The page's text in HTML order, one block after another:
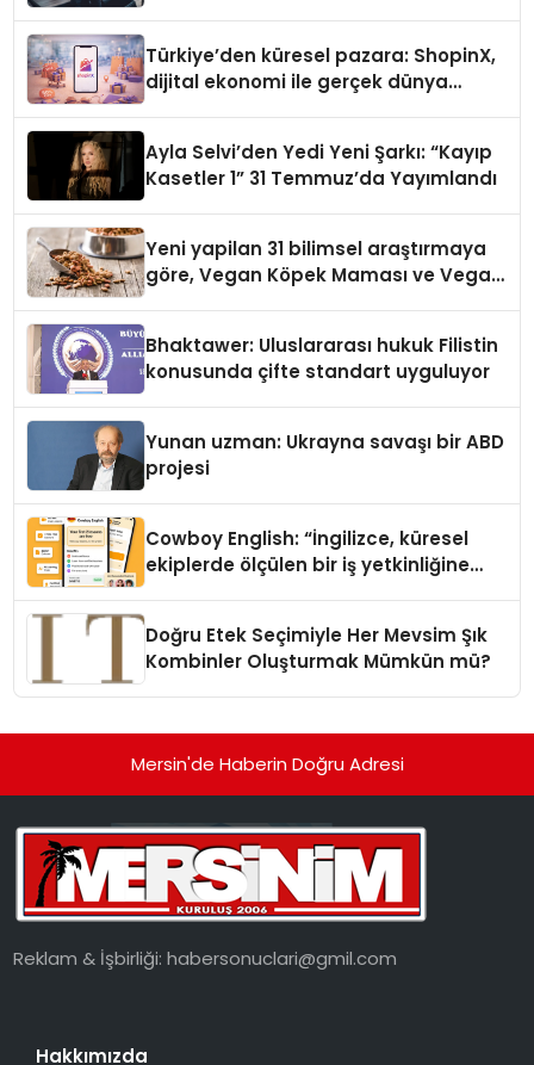
Türkiye’den küresel pazara: ShopinX,
dijital ekonomi ile gerçek dünya
Ayla Selvi’den Yedi Yeni Şarkı: “Kayıp
Kasetler 1” 31 Temmuz’da Yayımlandı
Yeni yapilan 31 bilimsel araştırmaya
göre, Vegan Köpek Maması ve Vegan
Bhaktawer: Uluslararası hukuk Filistin
konusunda çifte standart uyguluyor
Yunan uzman: Ukrayna savaşı bir ABD
projesi
Cowboy English: “İngilizce, küresel
ekiplerde ölçülen bir iş yetkinliğine
Doğru Etek Seçimiyle Her Mevsim Şık
Kombinler Oluşturmak Mümkün mü?
Mersin'de Haberin Doğru Adresi
Reklam & İşbirliği:habersonuclari@gmil.com
Hakkımızda